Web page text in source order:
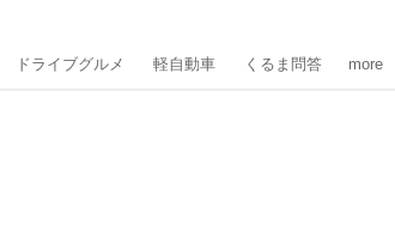
ドライブグルメ 軽自動車 くるま問答 more